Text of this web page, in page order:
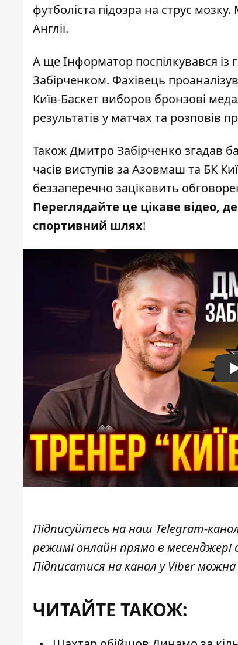
футболіста підозра на струс
Англії.
А ще Інформатор поспілкувався
Забірченком. Фахівець
Київ-Баскет виборов бронзові
результатів у матчах та розповів
Також Дмитро Забірченко згадав
часів виступів за Азовмаш та БК
беззаперечно зацікавить
Переглядайте це цікаве відео,
спортивний шлях!
Підписуйтесь на наш Telegram-
режимі онлайн прямо в месенджері
Підписатися на канал у Viber можна
ЧИТАЙТЕ ТАКОЖ: